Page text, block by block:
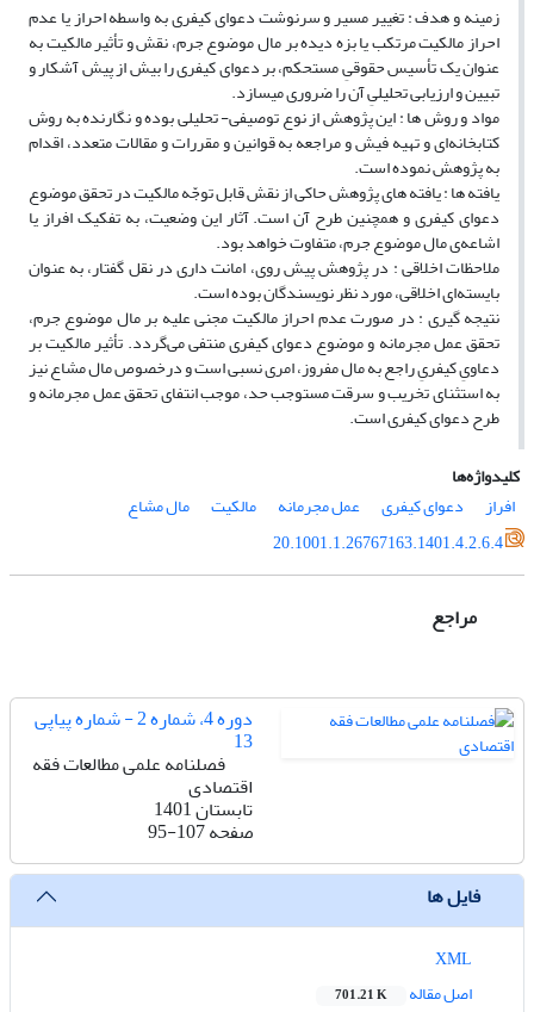
زمینه و هدف : تغییر مسیر و سرنوشت دعوای کیفری به واسطه احراز یا عدم
احراز مالکیت مرتکب یا بزه دیده بر مال موضوع جرم، نقش و تأثیر مالکیت به
عنوان یک تأسیس حقوقیِ مستحکم، بر دعوای کیفری را بیش از پیش آشکار و
تبیین و ارزیابی تحلیلیِ آن را ضروری میسازد.
مواد و روش ها : این پژوهش از نوع توصیفی- تحلیلی بوده و نگارنده به روش
کتابخانه‌ای و تهیه فیش و مراجعه به قوانین و مقررات و مقالات متعدد، اقدام
به پژوهش نموده است.
یافته ها : یافته های پژوهش حاکی از نقش قابل توجّه مالکیت در تحقق موضوع
دعوای کیفری و همچنین طرح آن است. آثار این وضعیت، به تفکیک افراز یا
اشاعه‌ی مال موضوع جرم، متفاوت خواهد بود.
ملاحظات اخلاقی : در پژوهش پیش روی، امانت داری در نقل گفتار، به عنوان
بایسته‌ای اخلاقی، مورد نظر نویسندگان بوده است.
نتیجه گیری : در صورت عدم احراز مالکیت مجنی علیه بر مال موضوع جرم،
تحقق عمل مجرمانه و موضوع دعوای کیفری منتفی می‌گردد. تأثیر مالکیت بر
دعاویِ کیفریِ راجع به مال مفروز، امری نسبی است و درخصوص مال مشاع نیز
به استثنای تخریب و سرقت مستوجب حد، موجب انتفای تحقق عمل مجرمانه و
طرح دعوای کیفری است.
کلیدواژه‌ها
افراز
دعوای کیفری عمل مجرمانه مالکیت
مال مشاع
20.1001.1.26767163.1401.4.2.6.4
مراجع
دوره 4، شماره 2 - شماره پیاپی
13
فصلنامه علمی مطالعات فقه
اقتصادی
تابستان 1401
صفحه95-107
فایل ها
اصل مقاله
701.21 K